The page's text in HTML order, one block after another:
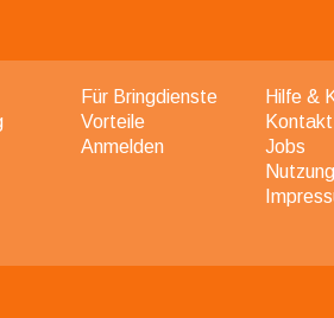
Für Bringdienste
Vorteile
Anmelden
Hilfe &
Kontakt
Jobs